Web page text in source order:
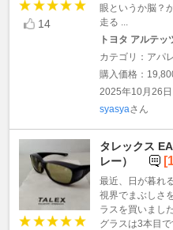
14
眼というか脳？
走る ...
トヨタ アルテッ
カテゴリ：アパ
購入価格：
2025年10月26
syasyaさん
タレックス
レー）
最近、日が暮れ
視界でまぶしさ
ラスを買いまし
グラスは3本目